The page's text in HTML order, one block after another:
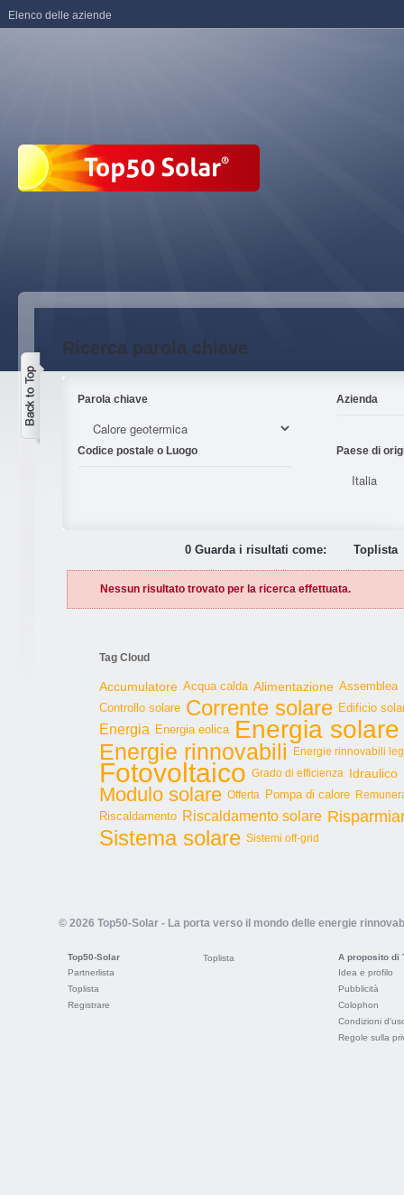
Ricerca parola chiave
Parola chiave Azienda
Codice postale o Luogo Paese di
0 Guarda i risultati come: Toplista
Nessun risultato trovato per la ricerca effettuata.
Tag Cloud
Accumulatore Acqua calda Alimentazione Assemblea
Controllo solare Corrente solare Edificio
Energia Energia eolica Energia solare
Energie rinnovabili Energie rinnovabili
Fotovoltaico Grado di efficienza Idraulico
Modulo solare Offerta Pompa di calore
Riscaldamento Riscaldamento solare
Sistema solare Sistemi off-grid
© 2026 Top50-Solar - La porta verso il mondo delle energie
Top50-Solar
Partnerlista
Toplista
Registrare
Toplista
A proposito di
Idea e profilo
Pubblicità
Colophon
Condizioni
Regole sulla
Elenco delle aziende